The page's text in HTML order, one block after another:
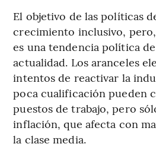
El objetivo de las políticas
crecimiento inclusivo,
es una tendencia política
actualidad. Los aranceles
intentos de reactivar la
poca cualificación pueden
puestos de trabajo, pero
inflación, que afecta con
la clase media.